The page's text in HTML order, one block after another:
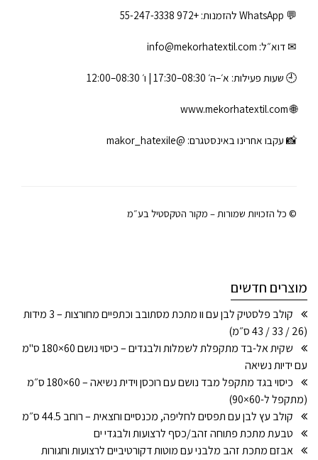
💬 WhatsApp להזמנות: +972 55-247-3338
✉ דוא״ל: info@mekorhatextil.com
🕘 שעות פעילות: א׳–ה׳ 08:30–17:30 | ו׳ 08:30–12:00
🌐
www.mekorhatextil.com
📸 עקבו אחרינו באינסטגרם: @makor_hatexile
© כל הזכויות שמורות – מקור הטקסטיל בע״מ
מוצרים חדשים
קולב פלסטיק לבן עם וו מתכת מסתובב וכתפיים מחורצות – 3 מידות
(26 / 33 / 43 ס״מ)
שקית אל-בד מתקפלת לשמלות ולבגדים – כיסוי נושם 60×180 ס"מ
עם ידיות נשיאה
כיסוי בגד מתקפל מבד נושם עם רוכסן וידית נשיאה – 60×180 ס״מ
(מתקפל ל-60×90)
קולב עץ לבן עם תפסים לחליפה, מכנסיים וחצאית – רוחב 44.5 ס״מ
טבעת מתכת פתוחה זהב/כסף לרצועות ולבגדי ים
אבזם מתכת זהב מלבני עם מוטות דקורטיביים לרצועות וחגורות